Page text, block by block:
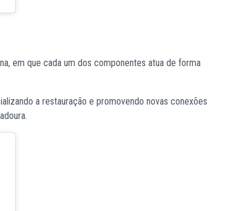
em que cada um dos componentes atua de forma
a restauração e promovendo novas conexões